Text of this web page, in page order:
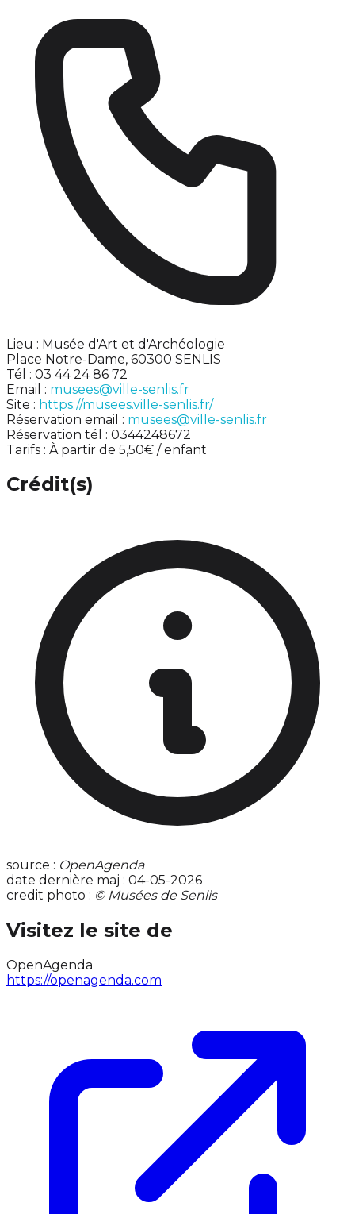
Lieu : Musée d'Art et d'Archéologie
Place Notre-Dame, 60300 SENLIS
Tél : 03 44 24 86 72
Email : musees@ville-senlis.fr
Site : https://musees.ville-senlis.fr/
Réservation email : musees@ville-senlis.fr
Réservation tél : 0344248672
Tarifs : À partir de 5,50€ / enfant
Crédit(s)
source : OpenAgenda
date dernière maj : 04-05-2026
credit photo : © Musées de Senlis
Visitez le site de
OpenAgenda
https://openagenda.com